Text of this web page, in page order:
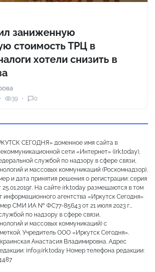
заниженную
стоимость ТРЦ в
хотели снизить в
39 0
СЕГОДНЯ» доменное имя сайта в
сети «Интернет» (irk.today),
службой по надзору в сфере связи,
и массовых коммуникаций (Роскомнадзор),
и дата принятия решения о регистрации: серия
На сайте irk.today размещаются в том
информационного агентства «Иркутск Сегодня»
СМИ ИА № ФС77-85643 от 21 июля 2023 г.,
по надзору в сфере связи,
и массовых коммуникаций) с
Учредитель ООО «Иркутск Сегодня».
Анастасия Владимировна. Адрес
info@irk.today Номер телефона редакции: